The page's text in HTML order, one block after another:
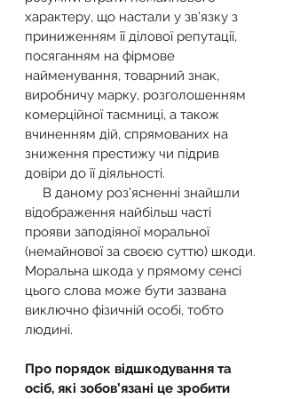
характеру, що настали у зв’язку з
приниженням її ділової репутації,
посяганням на фірмове
найменування, товарний знак,
виробничу марку, розголошенням
комерційної таємниці, а також
вчиненням дій, спрямованих на
зниження престижу чи підрив
довіри до її діяльності.
В даному роз’ясненні знайшли
відображення найбільш часті
прояви заподіяної моральної
(немайнової за своєю суттю) шкоди.
Моральна шкода у прямому сенсі
цього слова може бути зазвана
виключно фізичній особі, тобто
людині.
Про порядок відшкодування та
осіб, які зобов’язані це зробити